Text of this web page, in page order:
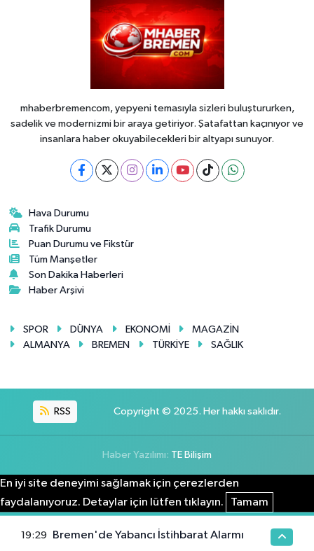
mhaberbremencom, yepyeni temasıyla sizleri buluştururken,
sadelik ve modernizmi bir araya getiriyor. Şatafattan kaçınıyor ve
insanlara haber okuyabilecekleri bir altyapı sunuyor.
Hava Durumu
Trafik Durumu
Puan Durumu ve Fikstür
Tüm Manşetler
Son Dakika Haberleri
Haber Arşivi
SPOR DÜNYA EKONOMİ
MAGAZİN
ALMANYA
BREMEN TÜRKİYE SAĞLIK
RSS Copyright © 2025. Her hakkı saklıdır.
Haber Yazılımı: TE Bilişim
En iyi site deneyimi sağlamak için çerezlerden
faydalanıyoruz. Detaylar için lütfen tıklayın.
Tamam
19:29 Bremen'de Yabancı İstihbarat Alarmı